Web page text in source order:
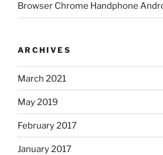
Browser Chrome Handphone
ARCHIVES
March 2021
May 2019
February 2017
January 2017